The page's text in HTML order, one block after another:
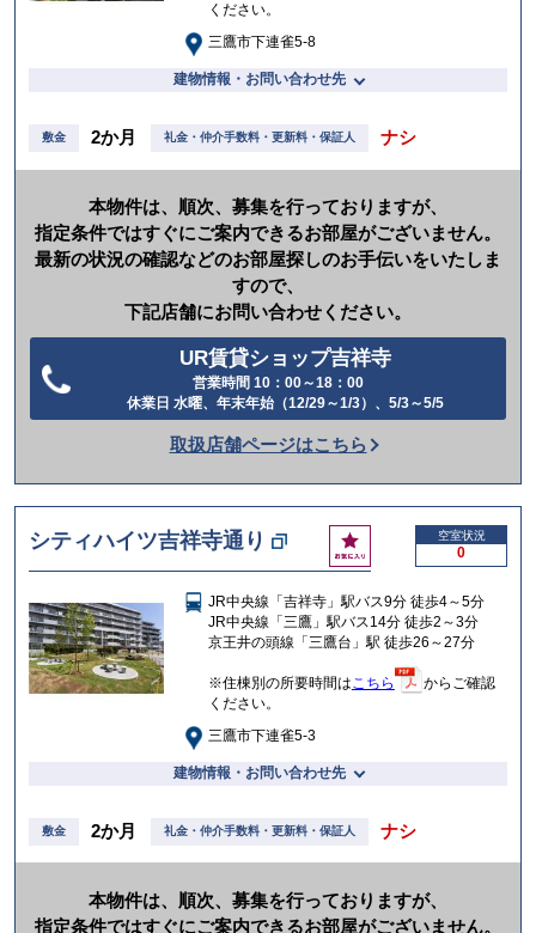
ください。
三鷹市下連雀5-8
建物情報・お問い合わせ先
敷金 2か月 礼金・仲介手数料・更新料・保証人 ナシ
本物件は、順次、募集を行っておりますが、
指定条件ではすぐにご案内できるお部屋がございません。
最新の状況の確認などのお部屋探しのお手伝いをいたしま
すので、
下記店舗にお問い合わせください。
UR賃貸ショップ吉祥寺
営業時間 10：00～18：00
休業日 水曜、年末年始（12/29～1/3）、5/3～5/5
話
か
け
る
取扱店舗ページはこちら
シティハイツ吉祥寺通り
お
気
入
り
空室状況
0
JR中央線「吉祥寺」駅バス9分 徒歩4～5分
JR中央線「三鷹」駅バス14分 徒歩2～3分
京王井の頭線「三鷹台」駅 徒歩26～27分
※住棟別の所要時間は こちら
からご確認
ください。
三鷹市下連雀5-3
建物情報・お問い合わせ先
敷金 2か月 礼金・仲介手数料・更新料・保証人 ナシ
本物件は、順次、募集を行っておりますが、
指定条件ではすぐにご案内できるお部屋がございません。